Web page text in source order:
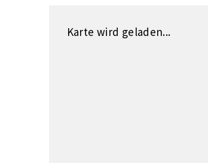
Karte wird geladen...